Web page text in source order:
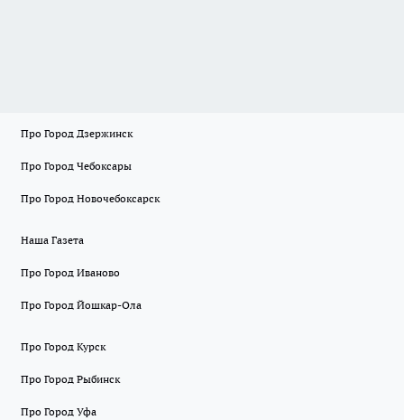
Про Город Дзержинск
Про Город Чебоксары
Про Город Новочебоксарск
Наша Газета
Про Город Иваново
Про Город Йошкар-Ола
Про Город Курск
Про Город Рыбинск
Про Город Уфа